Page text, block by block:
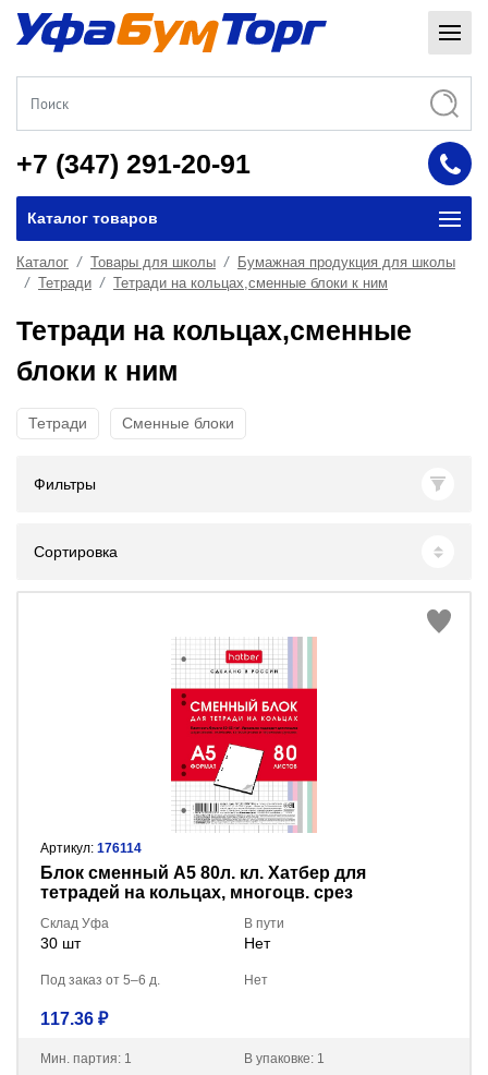
+7 (347) 291-20-91
Каталог товаров
Каталог Товары для школы
Бумажная продукция для школы
Тетради
Тетради на кольцах,сменные блоки к ним
Тетради на кольцах,сменные
блоки к ним
Тетради Сменные блоки
Фильтры
Сортировка
Артикул: 176114
Блок сменный А5 80л. кл. Хатбер для
тетрадей на кольцах, многоцв. срез
Склад Уфа
30 шт
В пути
Нет
Под заказ от 5–6 д. Нет
117.36 ₽
Мин. партия: 1 В упаковке: 1